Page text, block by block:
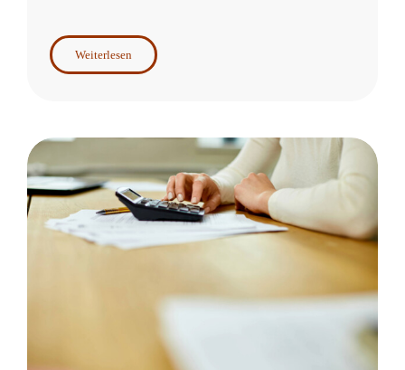
Weiterlesen